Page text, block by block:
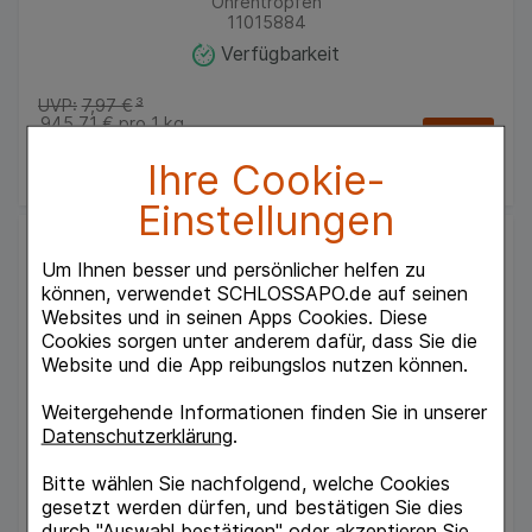
Ihre Cookie-
Einstellungen
Um Ihnen besser und persönlicher helfen zu
können, verwendet SCHLOSSAPO.de auf seinen
Websites und in seinen Apps Cookies. Diese
Cookies sorgen unter anderem dafür, dass Sie die
Website und die App reibungslos nutzen können.
Weitergehende Informationen finden Sie in unserer
Datenschutzerklärung.
Bitte wählen Sie nachfolgend, welche Cookies
gesetzt werden dürfen, und bestätigen Sie dies
11015884
Verfügbarkeit
UVP: 7,97 €³
945,71 €pro 1 kg
ACICLOVIR AL Creme
ALIUD Pharma GmbH
Creme
07334796